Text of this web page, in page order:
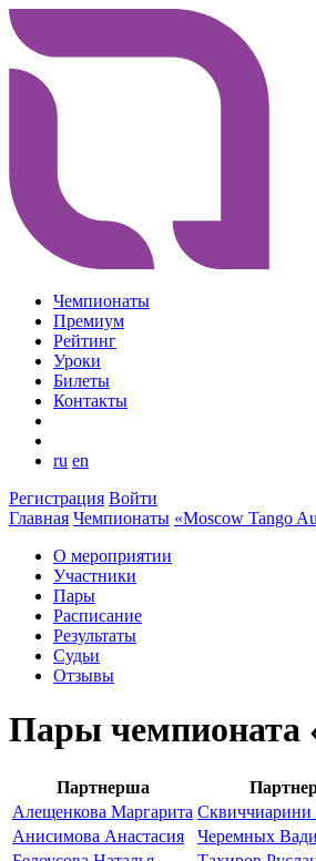
Чемпионаты
Премиум
Рейтинг
Уроки
Билеты
Контакты
ru en
Регистрация Войти
Главная Чемпионаты «Moscow Tango
О мероприятии
Участники
Пары
Расписание
Результаты
Судьи
Отзывы
Пары чемпионата
Партнерша
Алещенкова Маргарита Сквиччиарини
Анисимова Анастасия
Черемных